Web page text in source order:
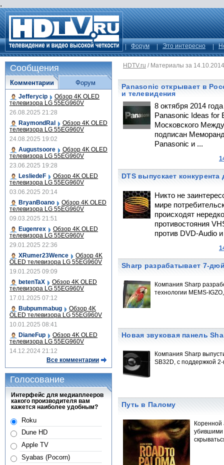
.
Форум Это интересно
HDTV.ru / Материалы за 14.10.2014
Panasonic открывает в
и телевидения
8 октября 2014
Panasonic Ideas for
Московского
подписан
Panasonic и ...
DTS выпускает
Никто не
мире
происходят
противостояния
против DVD-Audio
Sharp разрабатывает 7-
Компания Sharp
технологии MEMS-
Новая звуковая панель
Компания Sharp
SB32D, с поддержкой
Путь в Палому
убившими
Сообщения
Комментарии
Jefferycip Обзор 4K OLED
телевизора LG 55EG960V
26.08.2025 21:28
RaymondRal
Обзор 4K OLED
телевизора LG 55EG960V
24.08.2025 19:02
Augustsoore
Обзор 4K OLED
телевизора LG 55EG960V
23.06.2025 19:28
LesliedeF
Обзор 4K OLED
телевизора LG 55EG960V
03.06.2025 20:14
BryanBoano
Обзор 4K OLED
телевизора LG 55EG960V
09.03.2025 21:51
Eugenrex
Обзор 4K OLED
телевизора LG 55EG960V
29.01.2025 22:36
XRumer23Wence
Обзор 4K
OLED телевизора LG 55EG960V
19.01.2025 09:09
betenTaX
Обзор 4K OLED
телевизора LG 55EG960V
17.01.2025 07:12
Bubpummabug
Обзор 4K
OLED телевизора LG 55EG960V
10.01.2025 08:41
DianeFup
Обзор 4K OLED
телевизора LG 55EG960V
14.12.2024 21:12
Все комментарии
Форум
Голосование
Интерфейс для медиаплееров
какого производителя вам
кажется наиболее удобным?
Roku
Dune HD
Apple TV
Syabas (Pocorn)